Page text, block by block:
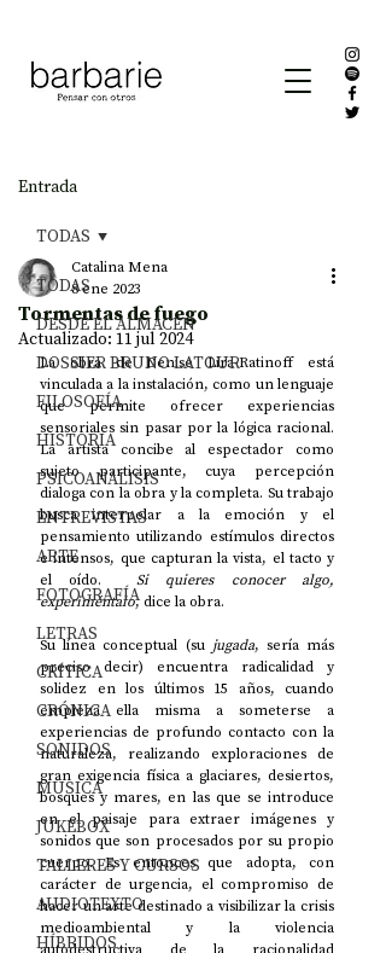
Entrada
TODAS
DESDE EL ALMACÉN
DOSSIER BRUNO LATOUR
FILOSOFÍA
HISTORIA
PSICOANÁLISIS
ENTREVISTAS
ARTE
FOTOGRAFÍA
LETRAS
CRÍTICA
CRÓNICA
SONIDOS
MÚSICA
JUKEBOX
TALLERES Y CURSOS
AUDIOTEXTO
HÍBRIDOS
TODAS
Tormentas de fuego
Catalina Mena
8 ene 2023
Actualizado: 11 jul 2024
La obra de Denise Lira-Ratinoff está
vinculada a la instalación, como un lenguaje
que permite ofrecer experiencias
sensoriales sin pasar por la lógica racional.
La artista concibe al espectador como
sujeto participante, cuya percepción
dialoga con la obra y la completa. Su trabajo
busca interpelar a la emoción y el
pensamiento utilizando estímulos directos
e intensos, que capturan la vista, el tacto y
el oído. Si quieres conocer algo,
experiméntalo, dice la obra.
Su línea conceptual (su jugada, sería más
preciso decir) encuentra radicalidad y
solidez en los últimos 15 años, cuando
empieza ella misma a someterse a
experiencias de profundo contacto con la
naturaleza, realizando exploraciones de
gran exigencia física a glaciares, desiertos,
bosques y mares, en las que se introduce
en el paisaje para extraer imágenes y
sonidos que son procesados por su propio
cuerpo. Es entonces que adopta, con
carácter de urgencia, el compromiso de
hacer un arte destinado a visibilizar la crisis
medioambiental y la violencia